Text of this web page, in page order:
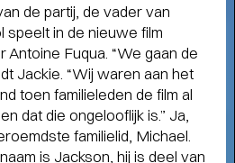
VOOR
KINDEREN
het mooiste jeugdtheater!
de partij, de vader van
speelt in de nieuwe film
Fuqua. “We gaan de
Jackie. “Wij waren aan het
toen familieleden de film al
dat die ongelooflijk is.” Ja,
familielid, Michael.
is Jackson, hij is deel van